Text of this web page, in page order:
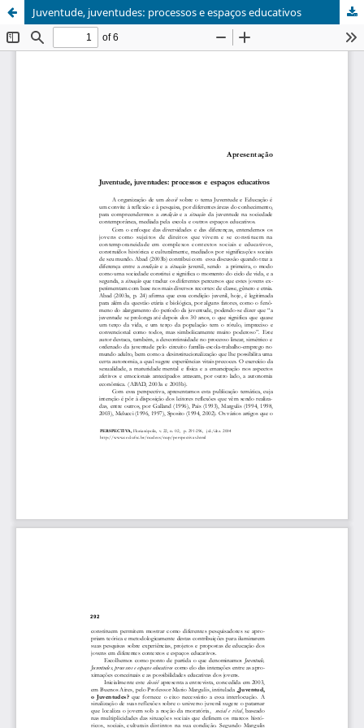
Juventude, juventudes: processos e espaços educativos